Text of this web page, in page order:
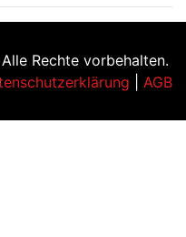
Rechte vorbehalten.
AGB